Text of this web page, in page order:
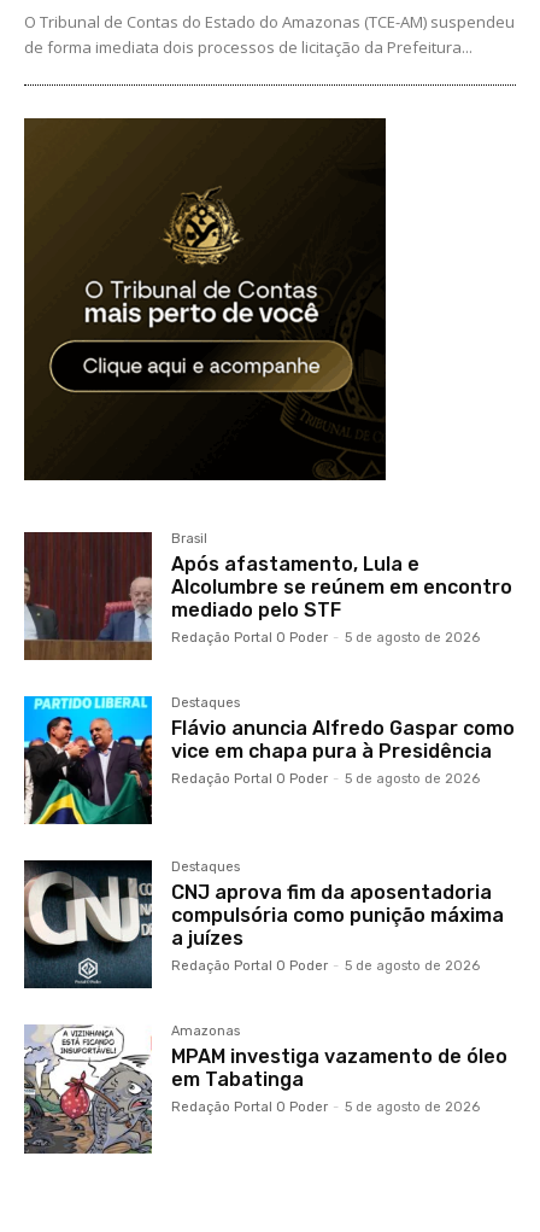
O Tribunal de Contas do Estado do Amazonas (TCE-AM) suspendeu
de forma imediata dois processos de licitação da Prefeitura...
Brasil
Após afastamento, Lula e
Alcolumbre se reúnem em encontro
mediado pelo STF
Redação Portal O Poder - 5 de agosto de 2026
Destaques
Flávio anuncia Alfredo Gaspar como
vice em chapa pura à Presidência
Redação Portal O Poder - 5 de agosto de 2026
Destaques
CNJ aprova fim da aposentadoria
compulsória como punição máxima
a juízes
Redação Portal O Poder - 5 de agosto de 2026
Amazonas
MPAM investiga vazamento de óleo
em Tabatinga
Redação Portal O Poder - 5 de agosto de 2026